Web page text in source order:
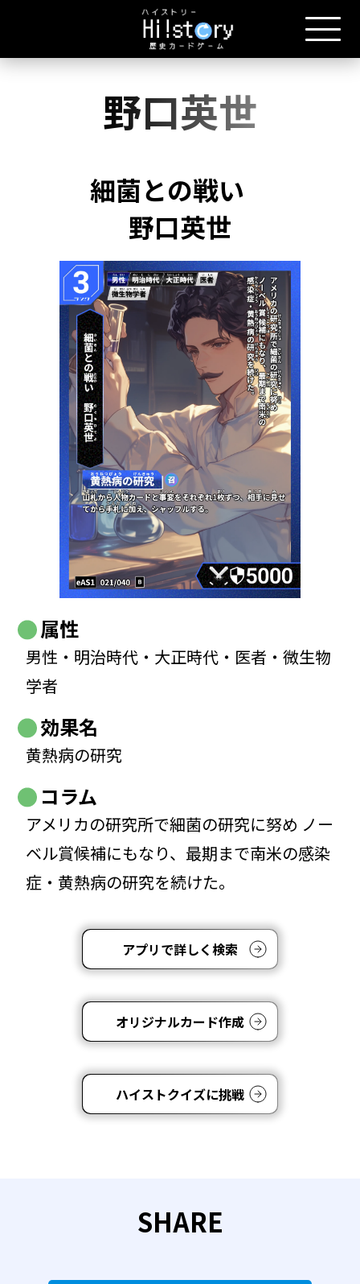
野口英世
細菌との戦い
野口英世
属性
男性・明治時代・大正時代・医者・微生物
学者
効果名
黄熱病の研究
コラム
アメリカの研究所で細菌の研究に努め ノー
ベル賞候補にもなり、最期まで南米の感染
症・黄熱病の研究を続けた。
アプリで詳しく検索
オリジナルカード作成
ハイストクイズに挑戦
SHARE